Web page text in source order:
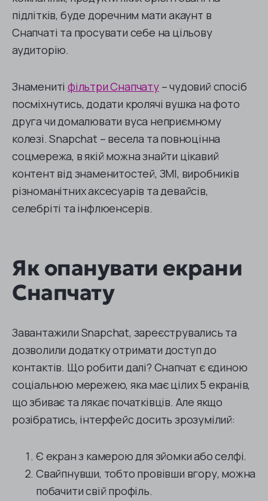
підлітків, буде доречним мати акаунт в
Снапчаті та просувати себе на цільову
аудиторію.
Знаменитіфільтри Снапчату– чудовий спосіб
посміхнутись, додати кролячі вушка на фото
друга чи домалювати вуса неприємному
колезі. Snapchat – весела та повноцінна
соцмережа, в якій можна знайти цікавий
контент від знаменитостей, ЗМІ, виробників
різноманітних аксесуарів та девайсів,
селебріті та інфлюенсерів.
Як опанувати екрани
Снапчату
Завантажили Snapchat, зареєструвались та
дозволили додатку отримати доступ до
контактів. Що робити далі? Снапчат є єдиною
соціальною мережею, яка має цілих 5 екранів,
що збиває та лякає початківців. Але якщо
розібратись, інтерфейс досить зрозумілий:
Є екран з камерою для зйомки або селфі.
Свайпнувши, тобто провівши вгору, можна
побачити свій профіль.